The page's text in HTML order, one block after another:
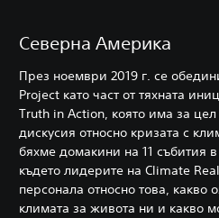
Северна Америка
През ноември 2019 г. се
Project като част от тяхната
Truth in Action, която има за
дискусия относно кризата с
бяхме домакини на 11 събития
където лидерите на Climate
персонала относно това, какво
климата за живота ни и какво